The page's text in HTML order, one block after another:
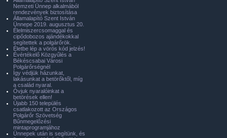
Nemzeti Ünnep alkalmából
rendezvények biztosítása
Államalapító Szent István
Ünnepe 2019. augusztus 20.
Élelmiszercsomaggal és
cipődobozos ajándékokkal
segítettek a polgárőrök.
Életbe lép a vörös kód jelzés!
Évértékelő Közgyűlés a
Békéscsabai Városi
Polgárőrségnél
Így védjük házunkat,
lakásunkat a betörőktől, míg
a család nyaral.
Óvjuk nyaralóinkat a
betörések ellen!
Újabb 150 település
csatlakozott az Országos
Polgárőr Szövetség
Bűnmegelőzési
mintaprogramjához
Ünnepek után is segítünk, és